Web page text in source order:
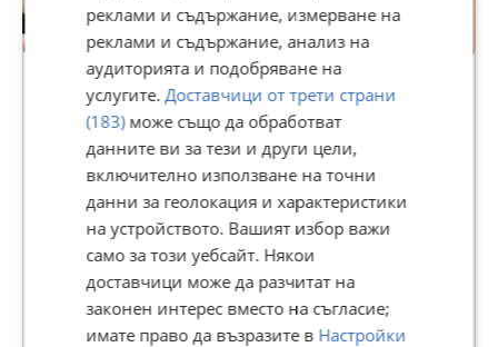
Premium
КРАСИ-М79
642рейтинг
В Bazar.BG от 29 март 2013г.
Последно активен днес в 08:31 ч.
Телефон(и):
0895037678
https://www.alo.bg/users/mebelikrasi.m
500 Обяви
реклами и съдържание, измерване на
реклами и съдържание, анализ на
аудиторията и подобряване на
услугите. Доставчици от трети страни
(183)може също да обработват
данните ви за тези и други цели,
включително използване на точни
данни за геолокация и характеристики
на устройството. Вашият избор важи
само за този уебсайт. Някои
доставчици може да разчитат на
законен интерес вместо на съгласие;
имате право да възразите в Настройки